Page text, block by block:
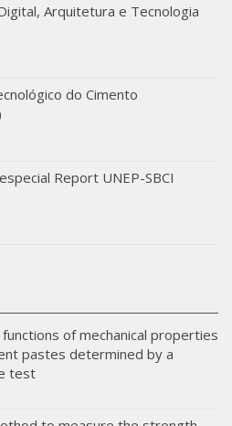
Arquitetura e Tecnologia
do Cimento
Report UNEP-SBCI
of mechanical properties
pastes determined by a
test